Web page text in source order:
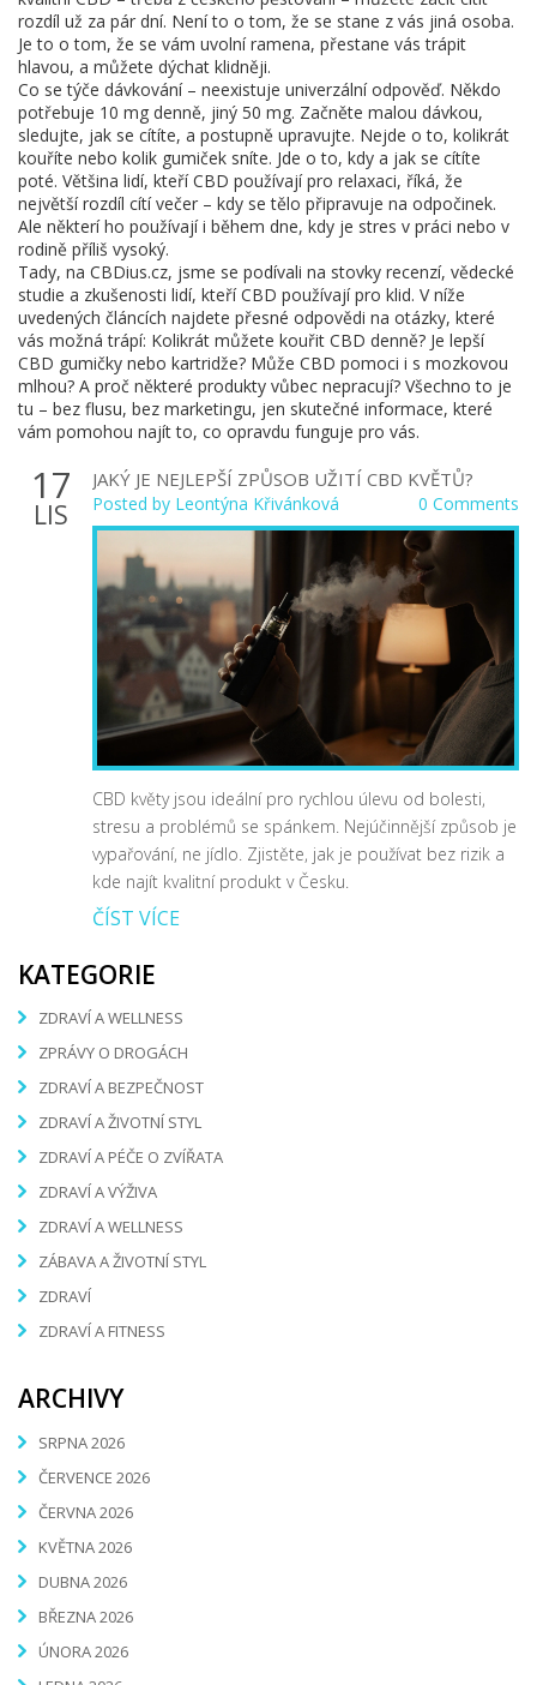
rozdíl už za pár dní. Není to o tom, že se stane z vás jiná osoba.
Je to o tom, že se vám uvolní ramena, přestane vás trápit
hlavou, a můžete dýchat klidněji.
Co se týče dávkování – neexistuje univerzální odpověď. Někdo
potřebuje 10 mg denně, jiný 50 mg. Začněte malou dávkou,
sledujte, jak se cítíte, a postupně upravujte. Nejde o to, kolikrát
kouříte nebo kolik gumiček sníte. Jde o to, kdy a jak se cítíte
poté. Většina lidí, kteří CBD používají pro relaxaci, říká, že
největší rozdíl cítí večer – kdy se tělo připravuje na odpočinek.
Ale některí ho používají i během dne, kdy je stres v práci nebo v
rodině příliš vysoký.
Tady, na CBDius.cz, jsme se podívali na stovky recenzí, vědecké
studie a zkušenosti lidí, kteří CBD používají pro klid. V níže
uvedených článcích najdete přesné odpovědi na otázky, které
vás možná trápí: Kolikrát můžete kouřit CBD denně? Je lepší
CBD gumičky nebo kartridže? Může CBD pomoci i s mozkovou
mlhou? A proč některé produkty vůbec nepracují? Všechno to je
tu – bez flusu, bez marketingu, jen skutečné informace, které
vám pomohou najít to, co opravdu funguje pro vás.
17
LIS
JAKÝ JE NEJLEPŠÍ ZPŮSOB UŽITÍ CBD KVĚTŮ?
Posted by Leontýna Křivánková 0 Comments
CBD květy jsou ideální pro rychlou úlevu od bolesti,
stresu a problémů se spánkem. Nejúčinnější způsob je
vypařování, ne jídlo. Zjistěte, jak je používat bez rizik a
kde najít kvalitní produkt v Česku.
ČÍST VÍCE
KATEGORIE
ZDRAVÍ A WELLNESS
ZPRÁVY O DROGÁCH
ZDRAVÍ A BEZPEČNOST
ZDRAVÍ A ŽIVOTNÍ STYL
ZDRAVÍ A PÉČE O ZVÍŘATA
ZDRAVÍ A VÝŽIVA
ZDRAVÍ A WELLNESS
ZÁBAVA A ŽIVOTNÍ STYL
ZDRAVÍ
ZDRAVÍ A FITNESS
ARCHIVY
SRPNA 2026
ČERVENCE 2026
ČERVNA 2026
KVĚTNA 2026
DUBNA 2026
BŘEZNA 2026
ÚNORA 2026